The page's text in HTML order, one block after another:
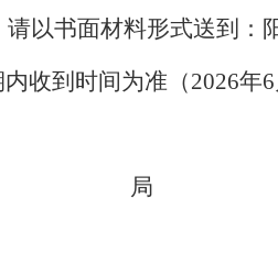
以书面材料形式送到
到时间为准（2026年6
划
局
年5